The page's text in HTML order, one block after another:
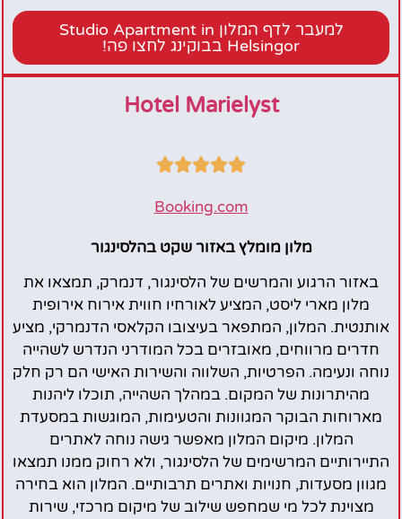
Studio Apartment
in Helsingorלמעבר לדף המלון Studio Apartment in
Helsingor בבוקינג לחצו פה!
Hotel Marielyst





Booking.com
מלון מומלץ באזור שקט בהלסינגור
באזור הרגוע והמרשים של הלסינגור, דנמרק, תמצאו את
מלון מארי ליסט, המציע לאורחיו חווית אירוח אירופית
אותנטית. המלון, המתפאר בעיצובו הקלאסי הדנמרקי, מציע
חדרים מרווחים, מאובזרים בכל המודרני הנדרש לשהייה
נוחה ונעימה. הפרטיות, השלווה והשירות האישי הם רק חלק
מהיתרונות של המקום. במהלך השהייה, תוכלו ליהנות
מארוחות הבוקר המגוונות והטעימות, המוגשות במסעדת
המלון. מיקום המלון מאפשר גישה נוחה לאתרים
התיירותיים המרשימים של הלסינגור, ולא רחוק ממנו תמצאו
מגוון מסעדות, חנויות ואתרים תרבותיים. המלון הוא בחירה
מצוינת לכל מי שמחפש שילוב של מיקום מרכזי, שירות